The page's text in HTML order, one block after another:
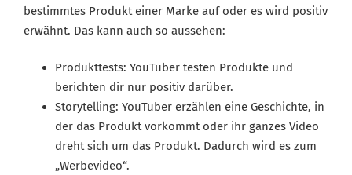
bestimmtes Produkt einer Marke auf oder es wird positiv
erwähnt. Das kann auch so aussehen:
Produkttests: YouTuber testen Produkte und
berichten dir nur positiv darüber.
Storytelling: YouTuber erzählen eine Geschichte, in
der das Produkt vorkommt oder ihr ganzes Video
dreht sich um das Produkt. Dadurch wird es zum
„Werbevideo“.